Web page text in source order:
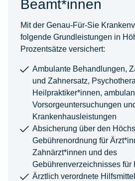
Beamt*innen
Mit der Genau-Für-Sie
folgende Grundleistungen in
Prozentsätze versichert:
Ambulante Behandlungen,
und Zahnersatz,
Heilpraktiker*innen,
Vorsorgeuntersuchungen
Krankenhausleistungen
Absicherung über den
Gebührenordnung für
Zahnärzt*innen und des
Gebührenverzeichnisses für
Ärztlich verordnete